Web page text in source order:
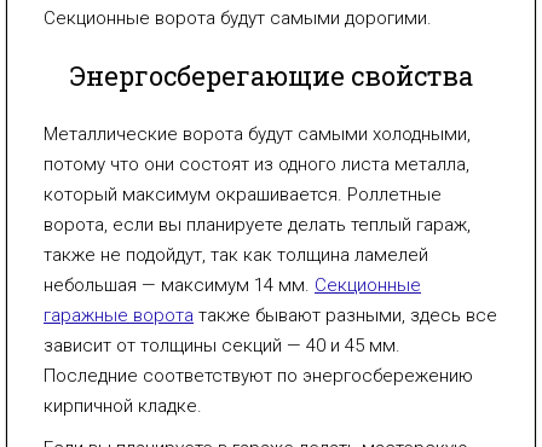
Секционные ворота будут самыми дорогими.
Энергосберегающие свойства
Металлические ворота будут самыми холодными,
потому что они состоят из одного листа металла,
который максимум окрашивается. Роллетные
ворота, если вы планируете делать теплый гараж,
также не подойдут, так как толщина ламелей
небольшая — максимум 14 мм. Секционные
гаражные ворота также бывают разными, здесь все
зависит от толщины секций — 40 и 45 мм.
Последние соответствуют по энергосбережению
кирпичной кладке.